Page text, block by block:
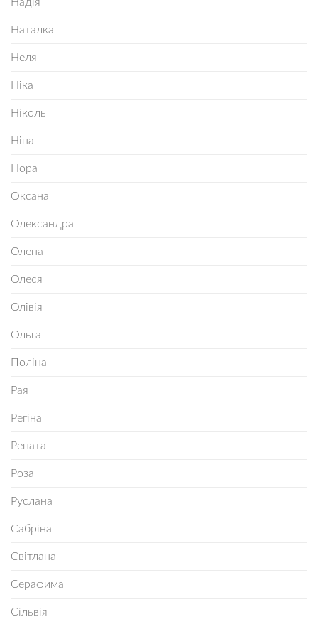
Надія
Наталка
Неля
Ніка
Ніколь
Ніна
Нора
Оксана
Олександра
Олена
Олеся
Олівія
Ольга
Поліна
Рая
Регіна
Рената
Роза
Руслана
Сабріна
Світлана
Серафима
Сільвія